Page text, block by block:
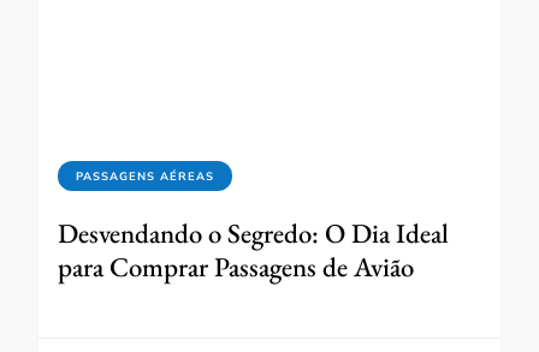
PASSAGENS AÉREAS
Desvendando o Segredo: O Dia Ideal
para Comprar Passagens de Avião